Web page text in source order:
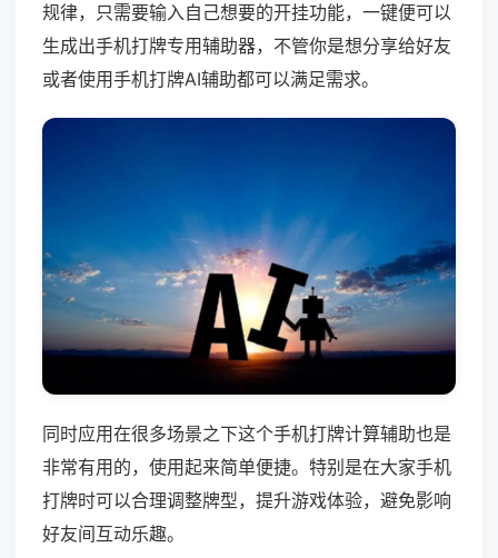
规律，只需要输入自己想要的开挂功能，一键便可以
生成出手机打牌专用辅助器，不管你是想分享给好友
或者使用手机打牌AI辅助都可以满足需求。
同时应用在很多场景之下这个手机打牌计算辅助也是
非常有用的，使用起来简单便捷。特别是在大家手机
打牌时可以合理调整牌型，提升游戏体验，避免影响
好友间互动乐趣。